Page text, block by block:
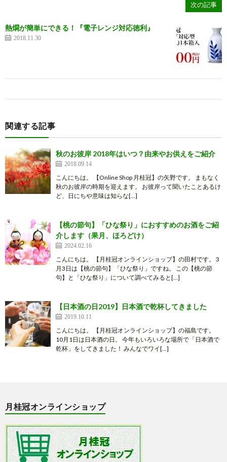
次の記事
熱燗が簡単にできる！『電子レンジ対応徳利』
2018.11.30
関連する記事
秋のお彼岸 2018年はいつ？由来やお供えをご紹介
2018.09.14
こんにちは。 【Online Shop 月桂冠】の矢野です。 まもなく
秋のお彼岸の時期を迎えます。 お彼岸って聞いたことあるけ
ど、日にちや意味は知らな[…]
【桃の節句】「ひな祭り」におすすめのお酒をご紹
介します（果月、ほろどけ）
2024.02.16
こんにちは。 【月桂冠オンラインショップ】の田村です。 3
月3日は【桃の節句】「ひな祭り」ですね。 この【桃の節
句】と「ひな祭り」について調べてみると[…]
【日本酒の日2019】日本酒で乾杯してきました
2019.10.11
こんにちは。 【月桂冠オンラインショップ】の福島です。
10月1日は日本酒の日。 今年もいろいろな場所で「日本酒で
乾杯」をしてきました！ みんなでワイ[…]
月桂冠オンラインショップ